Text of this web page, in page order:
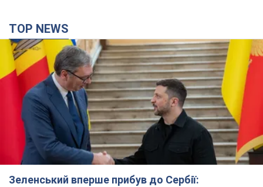
TOP NEWS
Зеленський вперше прибув до Сербії: